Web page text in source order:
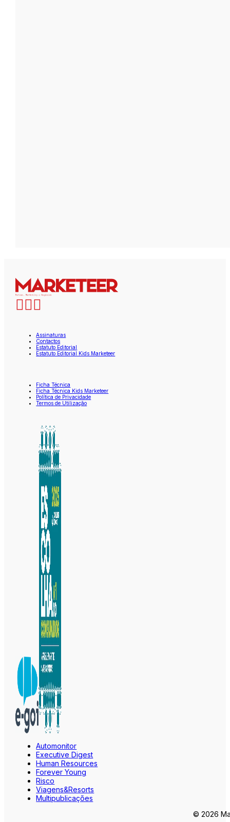
Assinaturas
Contactos
Estatuto Editorial
Estatuto Editorial Kids Marketeer
Ficha Técnica
Ficha Técnica Kids Marketeer
Política de Privacidade
Termos de Utilização
Automonitor
Executive Digest
Human Resources
Forever Young
Risco
Viagens&Resorts
Multipublicações
© 2026